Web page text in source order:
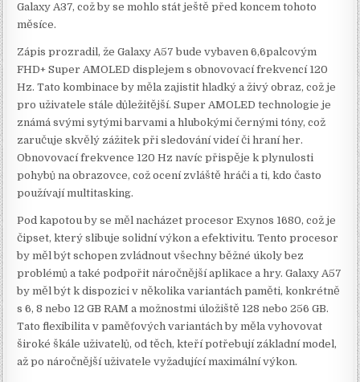
Galaxy A37, což by se mohlo stát ještě před koncem tohoto
měsíce.
Zápis prozradil, že Galaxy A57 bude vybaven 6,6palcovým
FHD+ Super AMOLED displejem s obnovovací frekvencí 120
Hz. Tato kombinace by měla zajistit hladký a živý obraz, což je
pro uživatele stále důležitější. Super AMOLED technologie je
známá svými sytými barvami a hlubokými černými tóny, což
zaručuje skvělý zážitek při sledování videí či hraní her.
Obnovovací frekvence 120 Hz navíc přispěje k plynulosti
pohybů na obrazovce, což ocení zvláště hráči a ti, kdo často
používají multitasking.
Pod kapotou by se měl nacházet procesor Exynos 1680, což je
čipset, který slibuje solidní výkon a efektivitu. Tento procesor
by měl být schopen zvládnout všechny běžné úkoly bez
problémů a také podpořit náročnější aplikace a hry. Galaxy A57
by měl být k dispozici v několika variantách paměti, konkrétně
s 6, 8 nebo 12 GB RAM a možnostmi úložiště 128 nebo 256 GB.
Tato flexibilita v paměťových variantách by měla vyhovovat
široké škále uživatelů, od těch, kteří potřebují základní model,
až po náročnější uživatele vyžadující maximální výkon.